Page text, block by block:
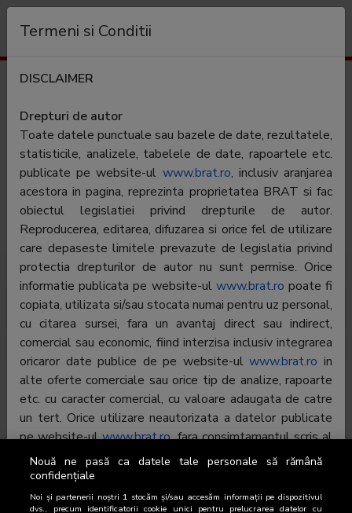
Publicații măsurate
Toate 0-9 A B C D E F G H I J K L M N O
P Q R S T U V W X Y Z
Șterge filtre
# Membru Editor
Kaufland Romania SCS
Termeni si Conditii
DISCLAIMER
Drepturi de autor
Toate datele punctuale sau bazele de date, rezultatele,
statisticile, analizele, tabelele de date, rapoartele etc.
publicate pe website-ul www.brat.ro, inclusiv aranjarea
acestora in pagina, reprezinta proprietatea BRAT si fac
obiectul legislatiei privind drepturile de autor.
Reproducerea, editarea, difuzarea si orice fel de utilizare
care depaseste limitele prevazute de legislatia privind
protectia drepturilor de autor nu sunt permise. Orice
informatie publicata pe website-ul www.brat.ro poate fi
copiata, utilizata si/sau stocata numai pentru uz personal,
cu citarea sursei, fara un avantaj direct sau indirect,
comercial sau economic, fiind interzisa inclusiv integrarea
oricaror date publice de pe website-ulwww.brat.ro in
alte oferte comerciale sau orice tip de analize, rapoarte
etc. cu caracter comercial, cu valoare adaugata de catre
un tert. Orice utilizare neautorizata a datelor publicate
pe website-ulwww.brat.ro, fara consimtamantul scris al
BRAT, este o incalcare a dreptului de autor si poate fi
pasibilă de judecata.
Nouă ne pasă ca datele tale personale să rămână
confidențiale
Noi și partenerii noștri 1 stocăm și/sau accesăm informații pe dispozitivul
dvs., precum identificatorii cookie unici pentru prelucrarea datelor cu